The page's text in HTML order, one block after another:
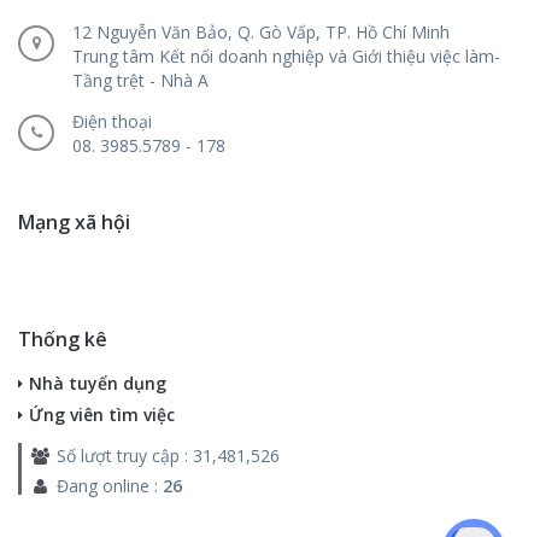
12 Nguyễn Văn Bảo, Q. Gò Vấp, TP. Hồ Chí Minh
Trung tâm Kết nối doanh nghiệp và Giới thiệu việc làm-
Tầng trệt - Nhà A
Điện thoại
08. 3985.5789 - 178
Mạng xã hội
Thống kê
Nhà tuyển dụng
Ứng viên tìm việc
Số lượt truy cập : 31,481,526
Đang online : 26